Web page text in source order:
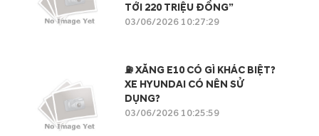
TỚI 220 TRIỆU ĐỒNG”
03/06/2026 10:27:29
⛽ XĂNG E10 CÓ GÌ KHÁC BIỆT?
XE HYUNDAI CÓ NÊN SỬ
DỤNG?
03/06/2026 10:25:59